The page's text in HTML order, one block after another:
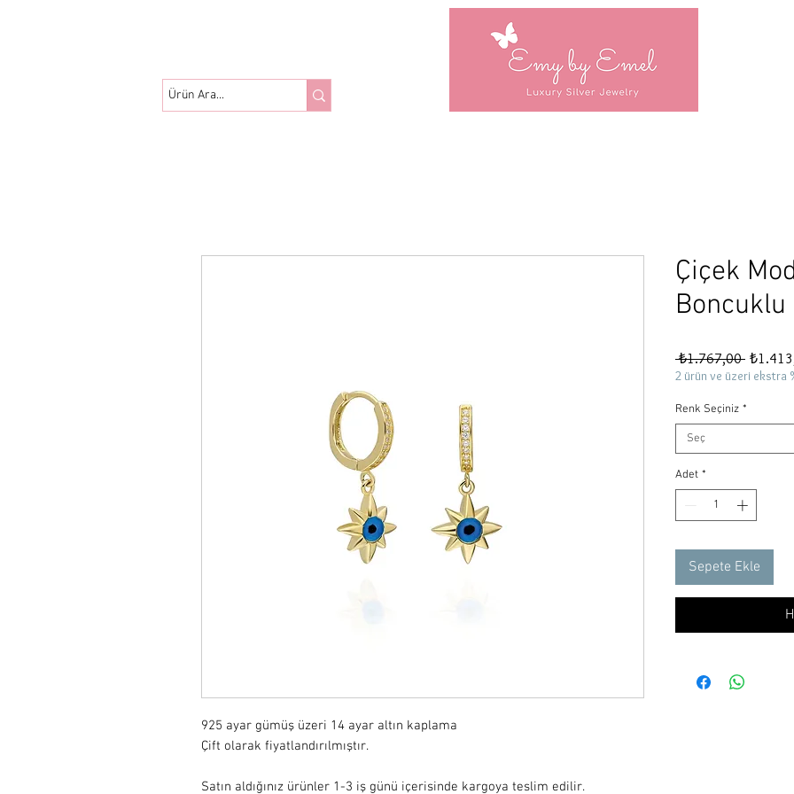
925 ayar gümüş üzeri 14 ayar altın kaplama
Çift olarak fiyatlandırılmıştır.
Satın aldığınız ürünler 1-3 iş günü içerisinde kargoya teslim edilir.
Çiçek
Boncuklu
₺1.767,00 Normal
Fiyat
2 ürün ve üzeri ekstra
Renk Seçiniz *
Seç
Adet *
Sepete Ekle